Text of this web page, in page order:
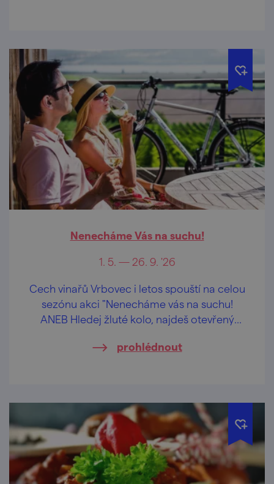
Nenecháme Vás na suchu!
1. 5. — 26. 9. '26
Cech vinařů Vrbovec i letos spouští na celou
sezónu akci "Nenecháme vás na suchu!
ANEB Hledej žluté kolo, najdeš otevřený
prohlédnout